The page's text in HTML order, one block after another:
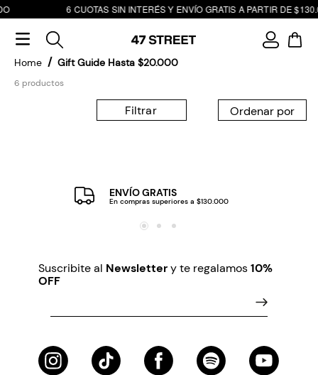
6 CUOTAS SIN INTERÉS Y ENVÍO GRATIS A PARTIR DE
Gift Guide Hasta $20.000
6 productos
Filtrar
ENVÍO GRATIS
En compras superiores a $130.000
Suscribite al Newslettery te regalamos10%
OFF